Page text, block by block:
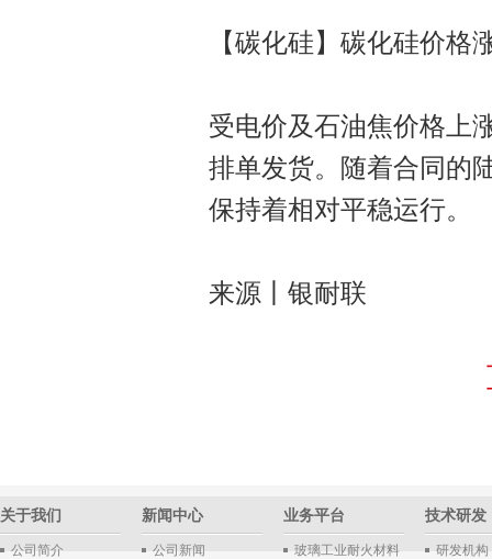
【碳化硅】碳化硅价格
受电价及石油焦价格上
排单发货。随着合同的
保持着相对平稳运行。
来源丨银耐联
关于我们
公司简介
新闻中心
公司新闻
业务平台
玻璃工业耐火材料
技术研发
研发机构